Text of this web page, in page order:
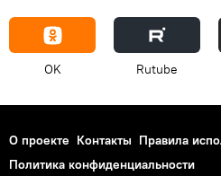
OK Rutube
О проекте Контакты Правила
Политика конфиденциальности